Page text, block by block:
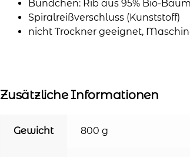
Bündchen: Rib aus 95% Bio-
Spiralreißverschluss (Kunststoff)
nicht Trockner geeignet,
Zusätzliche Informationen
Gewicht 800 g